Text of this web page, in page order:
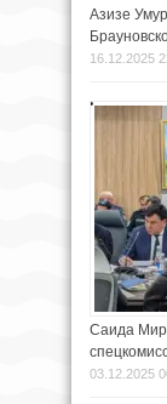
Азизе
16.12.2025
Саида
03.12.2025